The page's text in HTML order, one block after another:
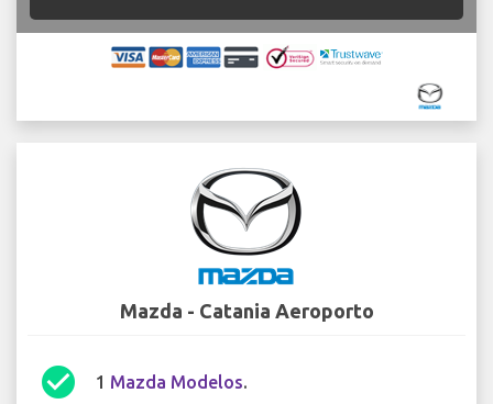
Mazda - Catania Aeroporto
check_circle 1 Mazda Modelos.